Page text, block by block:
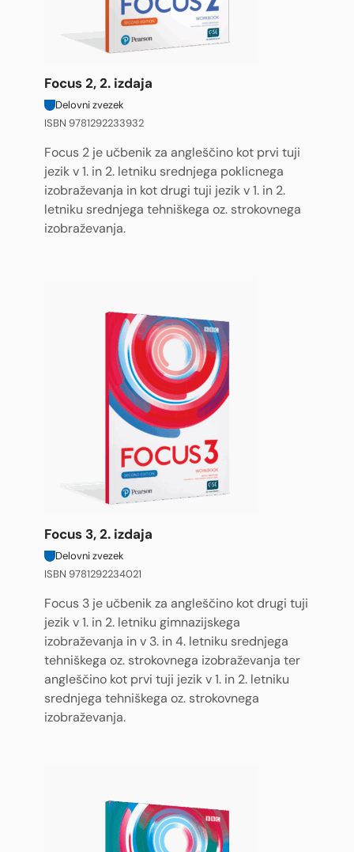
Focus 2, 2. izdaja
Delovni zvezek
ISBN 9781292233932
Focus 2 je učbenik za angleščino kot prvi tuji
jezik v 1. in 2. letniku srednjega poklicnega
izobraževanja in kot drugi tuji jezik v 1. in 2.
letniku srednjega tehniškega oz. strokovnega
izobraževanja.
Focus 3, 2. izdaja
Delovni zvezek
ISBN 9781292234021
Focus 3 je učbenik za angleščino kot drugi tuji
jezik v 1. in 2. letniku gimnazijskega
izobraževanja in v 3. in 4. letniku srednjega
tehniškega oz. strokovnega izobraževanja ter
angleščino kot prvi tuji jezik v 1. in 2. letniku
srednjega tehniškega oz. strokovnega
izobraževanja.